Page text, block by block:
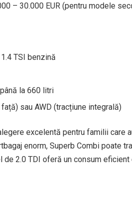
– 30.000 EUR (pentru modele
TSI benzină
la 660 litri
sau AWD (tracțiune integrală)
excelentă pentru familii care
enorm, Superb Combi poate
2.0 TDI oferă un consum